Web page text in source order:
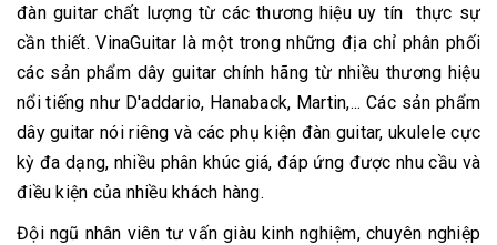
đàn guitar chất lượng từ các thương hiệu uy tín thực sự
cần thiết. VinaGuitar là một trong những địa chỉ phân phối
các sản phẩm dây guitar chính hãng từ nhiều thương hiệu
nổi tiếng như D'addario, Hanaback, Martin,... Các sản phẩm
dây guitar nói riêng và các phụ kiện đàn guitar, ukulele cực
kỳ đa dạng, nhiều phân khúc giá, đáp ứng được nhu cầu và
điều kiện của nhiều khách hàng.
Đội ngũ nhân viên tư vấn giàu kinh nghiệm, chuyên nghiệp